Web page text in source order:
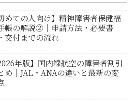
めての人向け】精神障害者保健福
帳の解説②｜申請方法・必要書
交付までの流れ
年版】国内線航空の障害者割引
め｜JAL・ANAの違いと最新の変